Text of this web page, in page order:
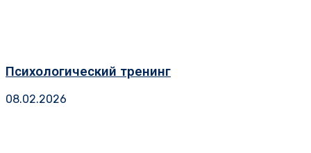
Психологический тренинг
08.02.2026